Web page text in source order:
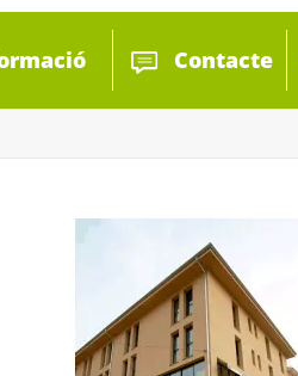
Contacte